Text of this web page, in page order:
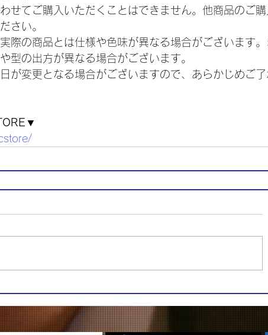
せてご購入いただくことはできません。他商品のご購
さい。
際の商品とは仕様や色味が異なる場合がございます
型の出方が異なる場合がございます。
が変更となる場合がございますので、あらかじめご